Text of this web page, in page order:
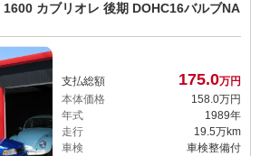
カブリオレ 後期 DOHC16バルブNA
支払総額 175.0万円
本体価格
158.0万円
年式
1989年
走行
19.5万km
車検
車検整備付